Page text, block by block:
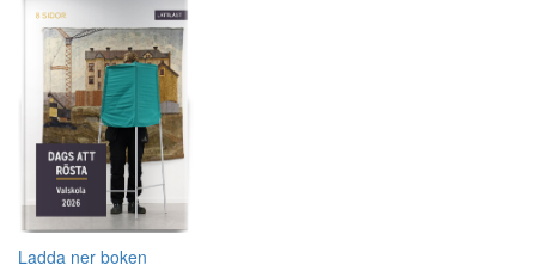
Ladda ner boken